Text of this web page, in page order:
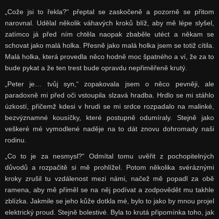
„Cože jsi to řekla?“ přeptal se zaskočeně a pozorně se přitom
narovnal. Udělal několik váhavých kroků blíž, aby mě lépe slyšel,
zatímco já před ním chtěla naopak zbaběle utéct a někam se
schovat jako malá holka. Přesně jako malá holka jsem se totiž cítila.
Malá holka, která provedla něco hodně moc špatného a ví, že za to
bude pykat a že ten trest bude opravdu nepřiměřeně krutý.
„Peter je… tvůj syn,“ zopakovala jsem o něco pevněji, ale
paradoxně mi před oči vstoupila slzavá hradba. Hrdlo se mi stáhlo
úzkostí, přičemž kdesi v hrudi se mi srdce rozpadalo na malinké,
bezvýznamné kousíčky, které postupně odumíraly. Stejně jako
veškeré mé vymodlené naděje na to dát znovu dohromady naši
rodinu.
„Co to je za nesmysl?“ Odmítal tomu uvěřit z pochopitelných
důvodů a rozpačitě si mě prohlížel. Potom několika svéráznými
kroky zrušil tu vzdálenost mezi námi, načež mě popadl za obě
ramena, aby mě přiměl se na něj podívat a zodpovědět mu takhle
zblízka. Jakmile se jeho kůže dotkla mé, bylo to jako by mnou projel
elektrický proud. Stejně bolestivé. Byla to krutá připomínka toho, jak